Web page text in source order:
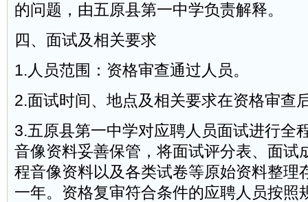
的问题，由五原县第一中学负责解释。
四、面试及相关要求
1.人员范围：资格审查通过人员。
2.面试时间、地点及相关要求在资格审查
3.五原县第一中学对应聘人员面试进行全
音像资料妥善保管，将面试评分表、面试
程音像资料以及各类试卷等原始资料整理
一年。资格复审符合条件的应聘人员按照